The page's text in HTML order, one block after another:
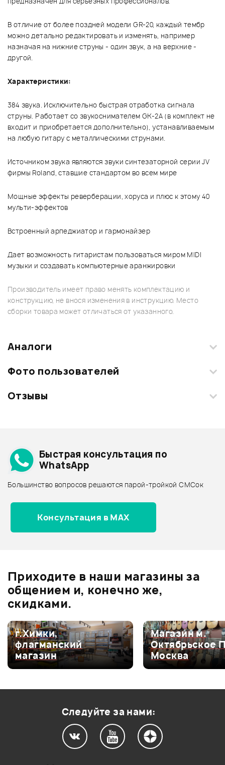
В отличие от более поздней модели GR-20, каждый тембр
можно детально редактировать и изменять, например
назначая на нижние струны - один звук, а на верхние -
другой.
Характеристики:
384 звука. Исключительно быстрая отработка сигнала
струны. Работает со звукоснимателем GK-2A (в комплект не
входит и приобретается дополнительно), устанавливаемым
на любую гитару с металлическими струнами.
Источником звука являются звуки синтезаторной серии JV
фирмы Roland, ставшие стандартом во всем мире
Мощные эффекты реверберации, хоруса и плюс к этому 40
мульти-эффектов
Встроенный арпеджиатор и гармонайзер
Дает возможность гитаристам пользоваться миром MIDI
музыки и создавать компьютерные аранжировки
Производитель имеет право менять комплектацию и
конструкцию, не внося изменения в инструкцию. Место
сборки товара может отличаться от указанного.
Аналоги
25 990 ₽
РЭКОВЫЙ ШКАФ PROEL
Фото пользователей
Загрузите свои фотографии купленного товара и получите
Отзывы
0.0
Оценка5
0
Оценка4
0
Оценка3
0
Архив товаров - дешевле
Архив товаров - дороже
Все товары ROLAND
Архив товаров - новинки
Быстрая консультация по
WhatsApp
Большинство вопросов решаются парой-тройкой СМСок
Консультация в MAX
Приходите в наши магазины за
общением и, конечно же,
скидками.
г.Химки,
флагманский
магазин
Магазин м.
Октябрьское
Москва
Следуйте за нами: